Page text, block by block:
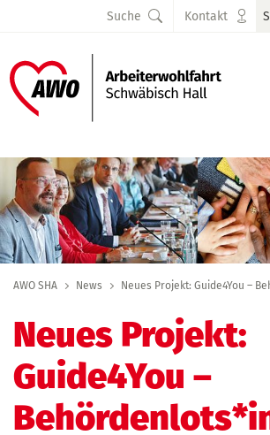
Suche Kontakt
AWO SHA News Neues Projekt: Guide4You –
Neues Projekt:
Guide4You –